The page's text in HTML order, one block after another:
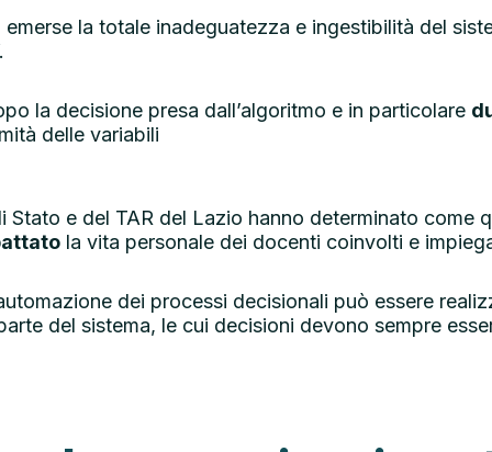
la totale inadeguatezza e ingestibilità del
la decisione presa dall’algoritmo e in particolare
delle variabili
Stato e del TAR del Lazio hanno determinato
la vita personale dei docenti coinvolti e
dei processi decisionali può essere
del sistema, le cui decisioni devono sempre